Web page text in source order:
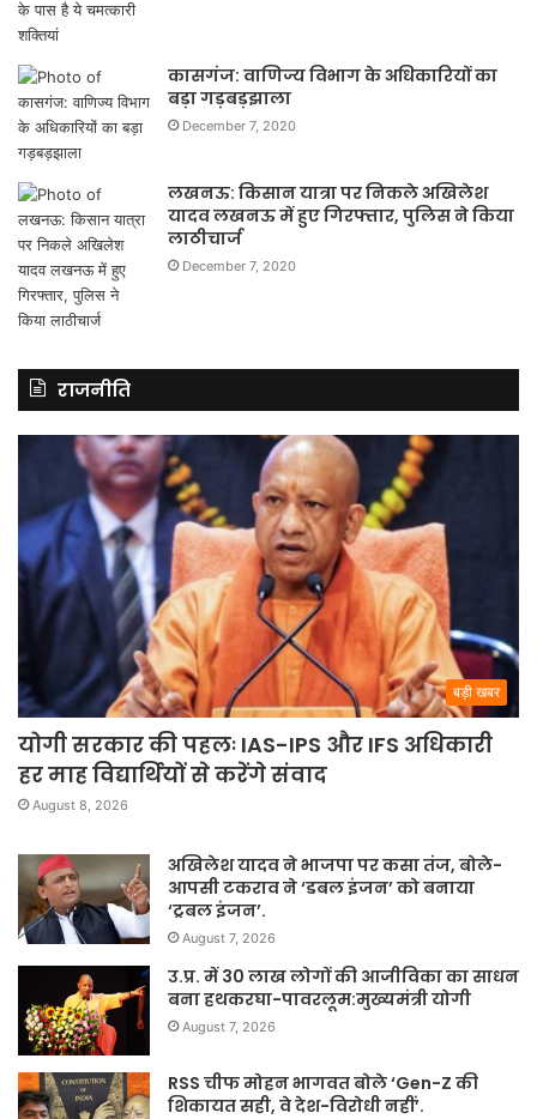
कासगंज: वाणिज्य विभाग के अधिकारियों का
बड़ा गड़बड़झाला
December 7, 2020
लखनऊ: किसान यात्रा पर निकले अखिलेश
यादव लखनऊ में हुए गिरफ्तार, पुलिस ने किया
लाठीचार्ज
December 7, 2020
राजनीति
बड़ी खबर
योगी सरकार की पहलः IAS-IPS और IFS अधिकारी
हर माह विद्यार्थियों से करेंगे संवाद
August 8, 2026
अखिलेश यादव ने भाजपा पर कसा तंज, बोले-
आपसी टकराव ने ‘डबल इंजन’ को बनाया
‘ट्रबल इंजन’.
August 7, 2026
उ.प्र. में 30 लाख लोगों की आजीविका का साधन
बना हथकरघा-पावरलूम:मुख्यमंत्री योगी
August 7, 2026
RSS चीफ मोहन भागवत बोले ‘Gen-Z की
शिकायत सही, वे देश-विरोधी नहीं’.